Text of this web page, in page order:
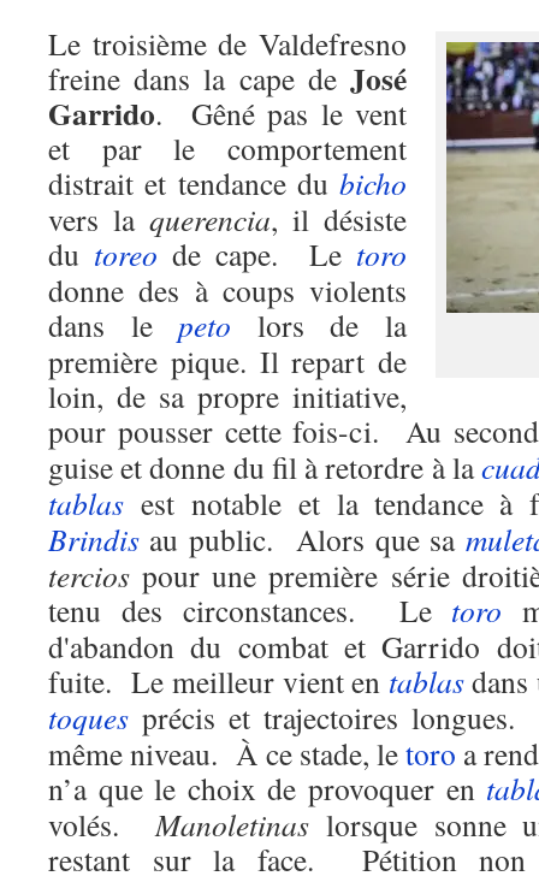
Le troisième de Valdefresno
freine dans la cape de José
Garrido. Gêné pas le vent
et par le comportement
distrait et tendance du bicho
vers la querencia, il désiste
du toreo de cape. Le toro
donne des à coups violents
dans lepeto lors de la
première pique. Il repart de
loin, de sa propre initiative,
pour pousser cette fois-ci. Au
guise et donne du fil à retordre à la
tablas est notable et la tendance
Brindis au public. Alors que sa
tercios pour une première série
tenu des circonstances. Le toro
d'abandon du combat et Garrido
fuite. Le meilleur vient en tablasdans
toques précis et trajectoires
même niveau. À ce stade, letoro a
n’a que le choix de provoquer en
volés.Manoletinas lorsque sonne
restant sur la face. Pétition